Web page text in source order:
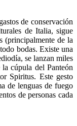
de conservación
de Italia, sigue
(principalmente de la
bodas. Existe una
se lanzan miles
cúpula del Panteón
Spiritus. Este gesto
de lenguas de fuego
de personas cada